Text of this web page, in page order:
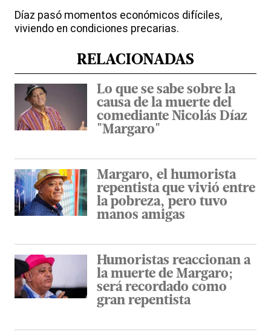
Díaz pasó momentos económicos difíciles,
viviendo en condiciones precarias.
RELACIONADAS
Lo que se sabe sobre la
causa de la muerte del
comediante Nicolás Díaz
"Margaro"
Margaro, el humorista
repentista que vivió entre
la pobreza, pero tuvo
manos amigas
Humoristas reaccionan a
la muerte de Margaro;
será recordado como
gran repentista